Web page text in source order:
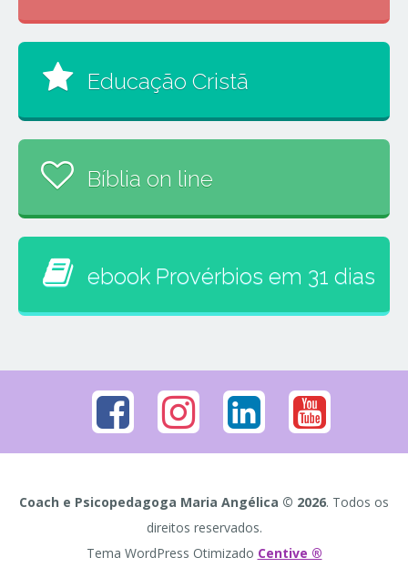
Educação Cristã
Bíblia on line
ebook Provérbios em 31 dias
Coach e Psicopedagoga Maria Angélica © 2026. Todos os
direitos reservados.
Tema WordPress Otimizado Centive ®